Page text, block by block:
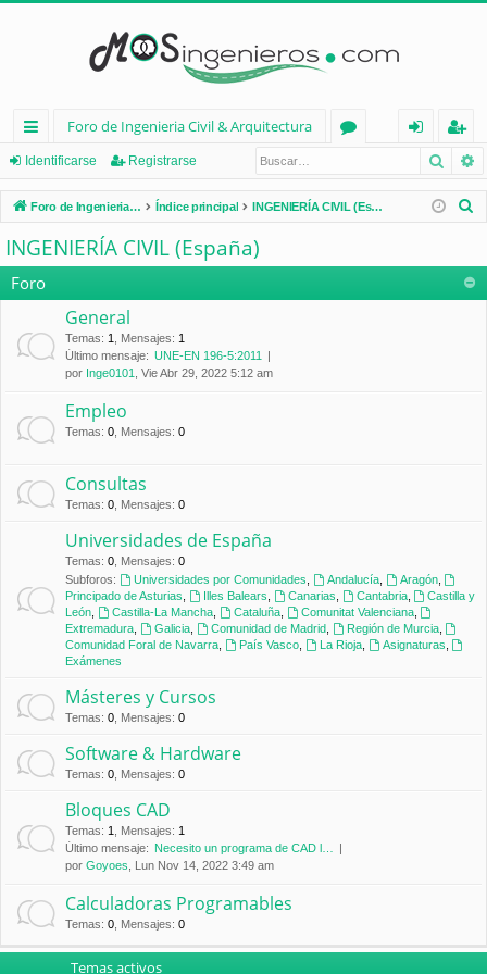
nl
ac
es
rá
pi
d
os
Foro de Ingenieria Civil & Arquitectura
os
nt
ifi
eg
ist
ra
Identificarse Registrarse
Foro de Ingenieria Civil & Arquitectura Índice principal INGENIERÍA CIVIL (España)
a
INGENIERÍA CIVIL (España)
Foro
General
Temas: 1 Mensajes: 1
Último mensaje: UNE-EN 196-5:2011
por Inge0101 , Vie Abr 29, 2022 5:12 am
Empleo
Temas: 0 Mensajes: 0
Consultas
Temas: 0 Mensajes: 0
Universidades de España
Temas: 0 Mensajes: 0
Subforos:
Universidades por Comunidades Andalucía, Aragón,
Principado de Asturias
Illes Balears Canarias Cantabria,
Castilla y
León
Castilla-La Mancha, Cataluña, Comunitat Valenciana,
Extremadura
Galicia, Comunidad de Madrid, Región de Murcia,
Comunidad Foral de Navarra
País Vasco, La Rioja, Asignaturas
Exámenes
Másteres y Cursos
Temas: 0 Mensajes: 0
Software & Hardware
Temas: 0 Mensajes: 0
Bloques CAD
Temas: 1 Mensajes: 1
Último mensaje: Necesito un programa de CAD l…
por Goyoes , Lun Nov 14, 2022 3:49 am
Calculadoras Programables
Temas: 0 Mensajes: 0
Temas activos